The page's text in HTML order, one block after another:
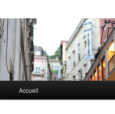
principal
Accueil